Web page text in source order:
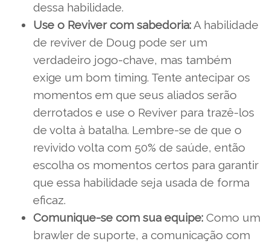
dessa habilidade.
Use o Reviver com sabedoria: A habilidade
de reviver de Doug pode ser um
verdadeiro jogo-chave, mas também
exige um bom timing. Tente antecipar os
momentos em que seus aliados serão
derrotados e use o Reviver para trazê-los
de volta à batalha. Lembre-se de que o
revivido volta com 50% de saúde, então
escolha os momentos certos para garantir
que essa habilidade seja usada de forma
eficaz.
Comunique-se com sua equipe: Como um
brawler de suporte, a comunicação com